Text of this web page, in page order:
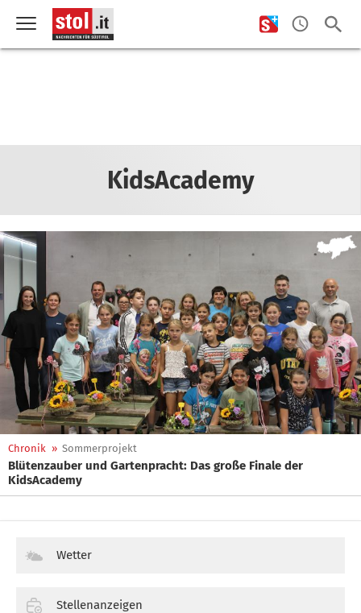
KidsAcademy
Chronik » Sommerprojekt
Blütenzauber und Gartenpracht: Das große Finale der
KidsAcademy
Wetter
Stellenanzeigen